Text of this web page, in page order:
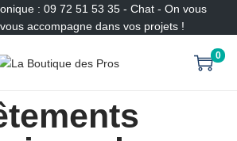
: 09 72 51 53 35 - Chat - On vous
accompagne dans vos projets !
0